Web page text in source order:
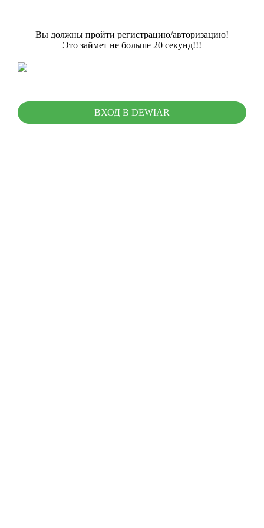
Вы должны пройти регистрацию/авторизацию!
Это займет не больше 20 секунд!!!
ВХОД В DEWIAR